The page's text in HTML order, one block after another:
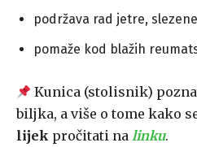
podržava rad jetre,
pomaže kod blažih
Kunica (stolisnik)
biljka, a više o tome kako
lijek pročitati na linku.